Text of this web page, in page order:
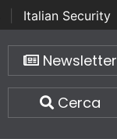
Italian Security
Newsletter
Cerca